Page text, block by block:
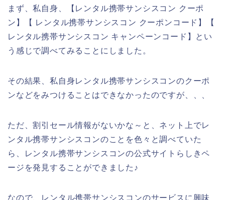
まず、私自身、【レンタル携帯サンシスコン クーポ
ン】【 レンタル携帯サンシスコン クーポンコード】【
レンタル携帯サンシスコン キャンペーンコード】とい
う感じで調べてみることにしました。
その結果、私自身レンタル携帯サンシスコンのクーポ
ンなどをみつけることはできなかったのですが、、、
ただ、割引セール情報がないかな～と、ネット上でレ
ンタル携帯サンシスコンのことを色々と調べていた
ら、レンタル携帯サンシスコンの公式サイトらしきペ
ージを発見することができました♪
なので、レンタル携帯サンシスコンのサービスに興味